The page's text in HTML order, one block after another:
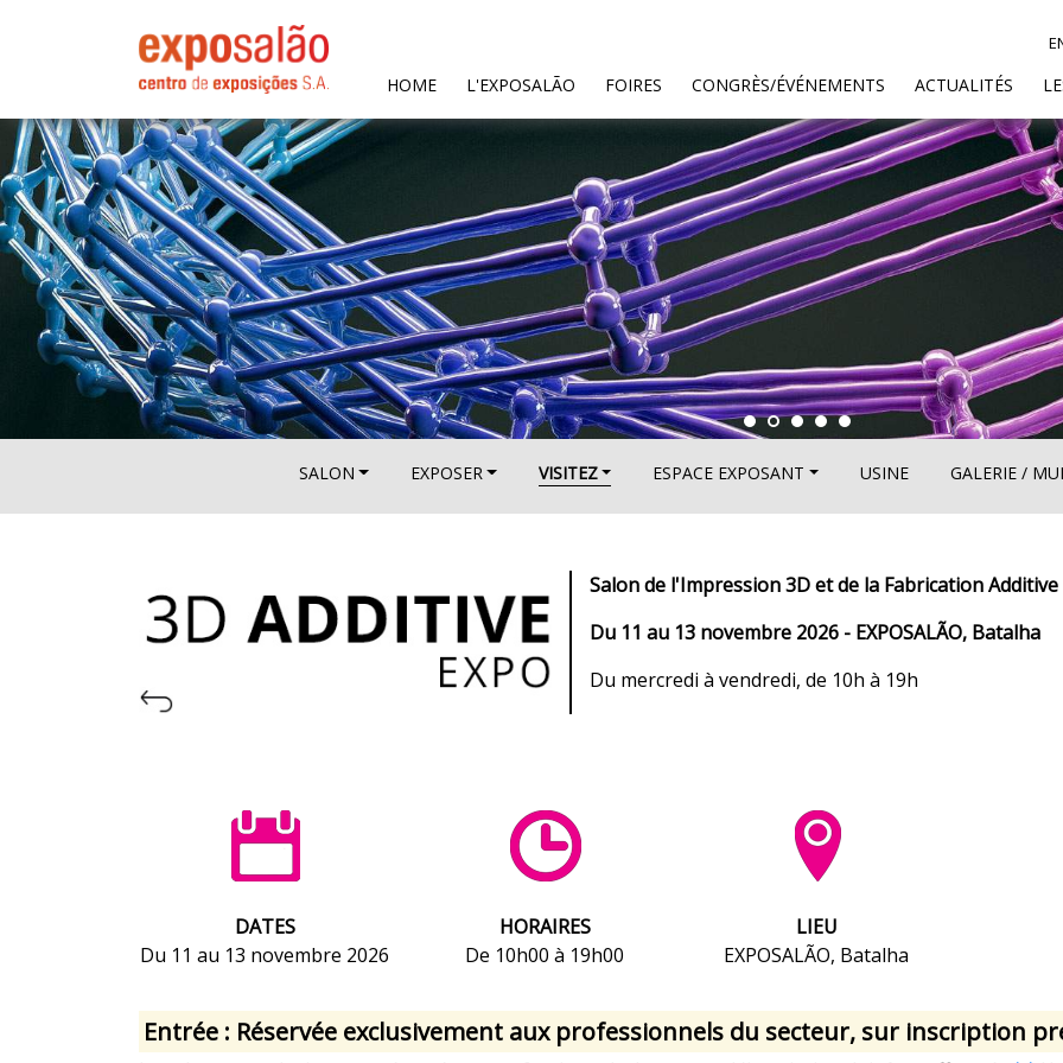
HOME(CURRENT)
L'EXPOSALÃO FOIRES CONGRÈS/ÉVÉNEMENTS ACTUALITÉS
SALON EXPOSER VISITEZ ESPACE EXPOSANT USINE GALERIE /
Salon de l'Impression 3D et de la Fabrication Additive
Du 11 au 13 novembre 2026 - EXPOSALÃO, Batalha
Du mercredi à vendredi, de 10h à 19h
DATES
Du 11 au 13 novembre 2026
HORAIRES
De 10h00 à 19h00
LIEU
EXPOSALÃO, Batalha
Entrée : Réservée exclusivement aux professionnels du secteur, sur inscription